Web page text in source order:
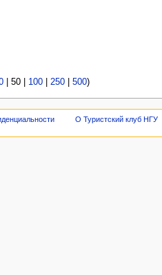
| 50| 100| 250| 500)
О Туристский клуб НГУ